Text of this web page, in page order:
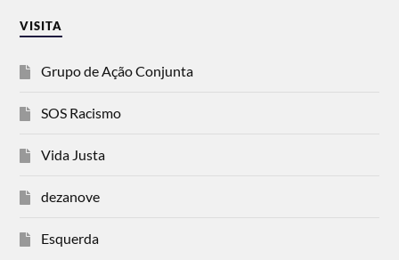
VISITA
Grupo de Ação Conjunta
SOS Racismo
Vida Justa
dezanove
Esquerda